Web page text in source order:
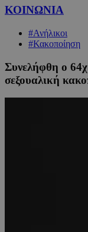
ΚΟΙΝΩΝΙΑ
#Ανήλικοι
#Κακοποίηση
Συνελήφθη ο
σεξουαλική